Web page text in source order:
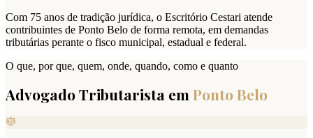
Com 75 anos de tradição jurídica, o Escritório Cestari atende
contribuintes de Ponto Belo de forma remota, em demandas
tributárias perante o fisco municipal, estadual e federal.
O que, por que, quem, onde, quando, como e quanto
Advogado Tributarista em Ponto Belo